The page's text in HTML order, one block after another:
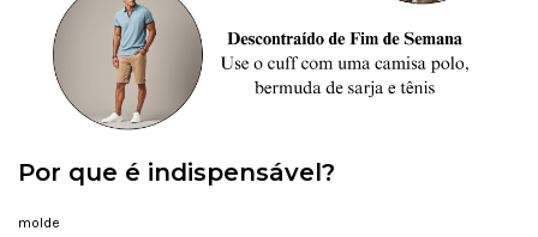
Por que é indispensável?
molde